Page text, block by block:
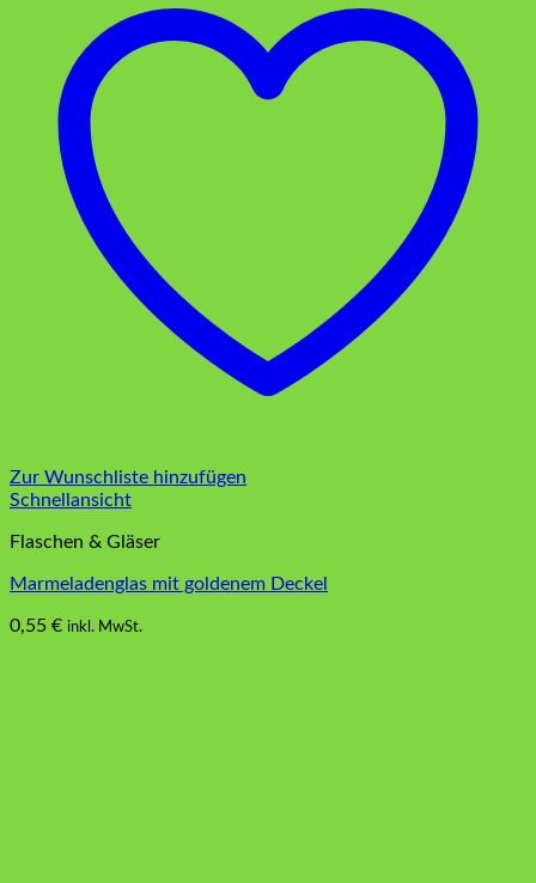
Zur Wunschliste hinzufügen
Schnellansicht
Flaschen & Gläser
Marmeladenglas mit goldenem Deckel
0,55 € inkl. MwSt.